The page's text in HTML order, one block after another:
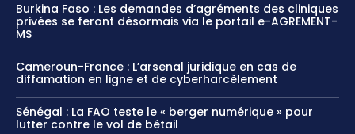
Burkina Faso : Les demandes d’agréments des cliniques
privées se feront désormais via le portail e-AGREMENT-
MS
Cameroun-France : L’arsenal juridique en cas de
diffamation en ligne et de cyberharcèlement
Sénégal : La FAO teste le « berger numérique » pour
lutter contre le vol de bétail